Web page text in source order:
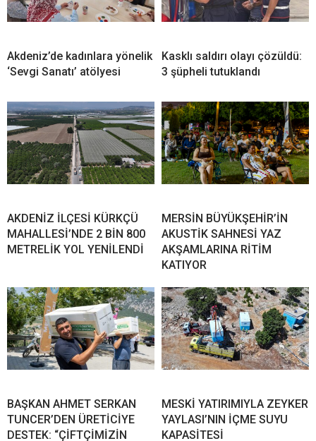
Akdeniz’de kadınlara yönelik
‘Sevgi Sanatı’ atölyesi
Kasklı saldırı olayı çözüldü:
3 şüpheli tutuklandı
AKDENİZ İLÇESİ KÜRKÇÜ
MAHALLESİ’NDE 2 BİN 800
METRELİK YOL YENİLENDİ
MERSİN BÜYÜKŞEHİR’İN
AKUSTİK SAHNESİ YAZ
AKŞAMLARINA RİTİM
KATIYOR
BAŞKAN AHMET SERKAN
TUNCER’DEN ÜRETİCİYE
DESTEK: “ÇİFTÇİMİZİN
MESKİ YATIRIMIYLA ZEYKER
YAYLASI’NIN İÇME SUYU
KAPASİTESİ